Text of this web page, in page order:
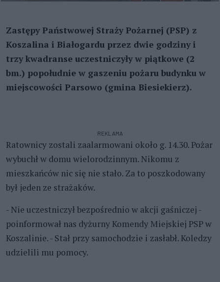
Zastępy Państwowej Straży Pożarnej (PSP) z
Koszalina i Białogardu przez dwie godziny i
trzy kwadranse uczestniczyły w piątkowe (2
bm.) popołudnie w gaszeniu pożaru budynku w
miejscowości Parsowo (gmina Biesiekierz).
REKLAMA
Ratownicy zostali zaalarmowani około g. 14.30. Pożar
wybuchł w domu wielorodzinnym. Nikomu z
mieszkańców nic się nie stało. Za to poszkodowany
był jeden ze strażaków.
- Nie uczestniczył bezpośrednio w akcji gaśniczej -
poinformował nas dyżurny Komendy Miejskiej PSP w
Koszalinie. - Stał przy samochodzie i zasłabł. Koledzy
udzielili mu pomocy.